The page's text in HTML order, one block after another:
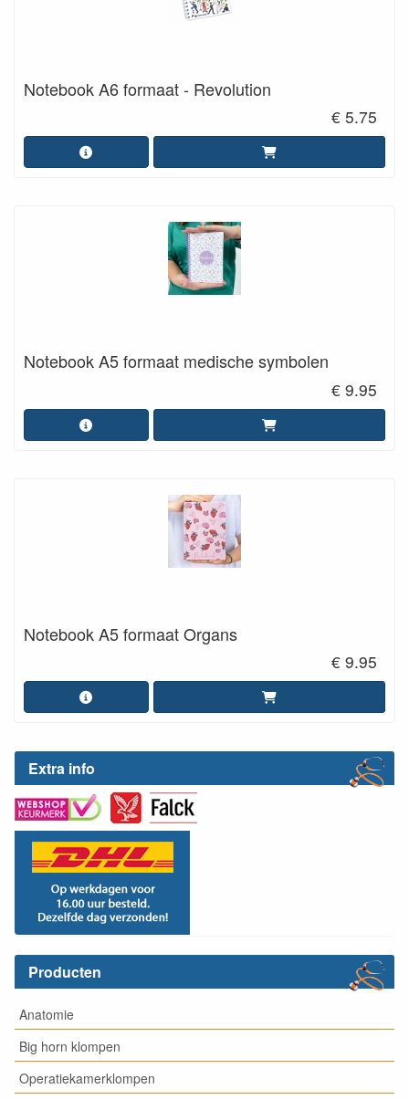
Extra info
Producten
Anatomie
Big horn klompen
Operatiekamerklompen
Notebook A6 formaat - Revolution
€ 5.75
Notebook A5 formaat medische symbolen
€ 9.95
Notebook A5 formaat Organs
€ 9.95